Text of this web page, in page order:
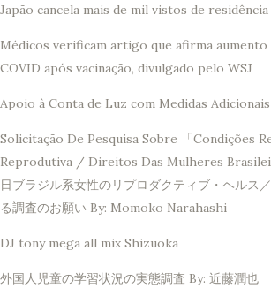
Japão cancela mais de mil vistos de residência
Médicos verificam artigo que afirma
COVID após vacinação, divulgado pelo WSJ
Apoio à Conta de Luz com Medidas
Solicitação De Pesquisa Sobre 「Condições
Reprodutiva / Direitos Das Mulheres
日ブラジル系女性のリプロダクティブ・ヘルス
る調査のお願い By: Momoko Narahashi
DJ tony mega all mix Shizuoka
外国人児童の学習状況の実態調査 By: 近藤潤也